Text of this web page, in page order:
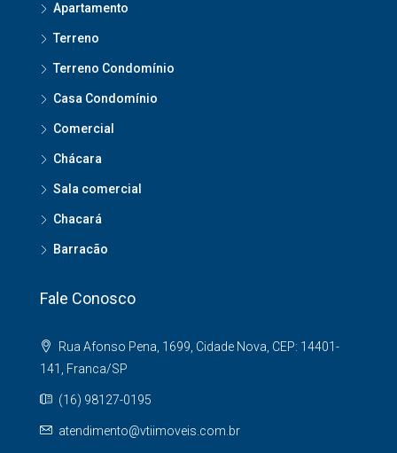
Apartamento
Terreno
Terreno Condomínio
Casa Condomínio
Comercial
Chácara
Sala comercial
Chacará
Barracão
Fale Conosco
Rua Afonso Pena, 1699, Cidade Nova, CEP: 14401-
141, Franca/SP
(16) 98127-0195
atendimento@vtiimoveis.com.br